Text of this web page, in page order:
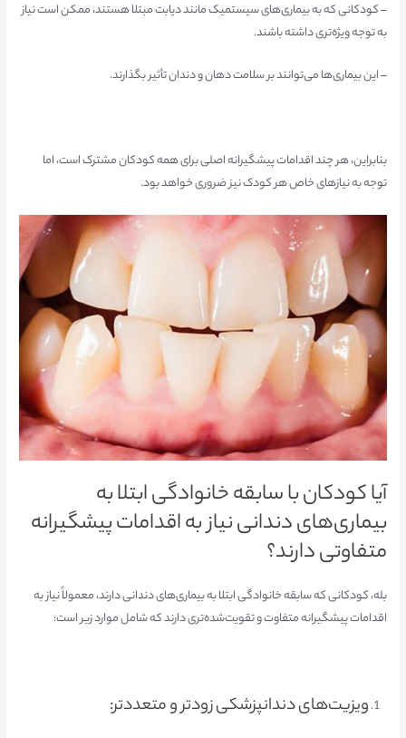
– کودکانی که به بیماری‌های سیستمیک مانند دیابت مبتلا هستند، ممکن است نیاز
به توجه ویژه‌تری داشته باشند.
– این بیماری‌ها می‌توانند بر سلامت دهان و دندان تأثیر بگذارند.
بنابراین، هر چند اقدامات پیشگیرانه اصلی برای همه کودکان مشترک است، اما
توجه به نیازهای خاص هر کودک نیز ضروری خواهد بود.
آیا کودکان با سابقه خانوادگی ابتلا به
بیماری‌های دندانی نیاز به اقدامات پیشگیرانه
متفاوتی دارند؟
بله، کودکانی که سابقه خانوادگی ابتلا به بیماری‌های دندانی دارند، معمولاً نیاز به
اقدامات پیشگیرانه متفاوت و تقویت‌شده‌تری دارند ‌که شامل موارد زیر است:
ویزیت‌های دندانپزشکی زودتر و متعددتر: